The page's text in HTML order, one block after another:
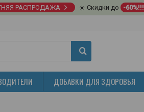
РАСПРОДАЖА ☀️ Скидки до -60%!!!
ДОБАВКИ ДЛЯ ЗДОРОВЬЯ